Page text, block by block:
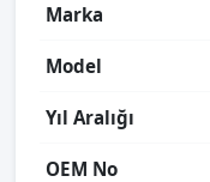
Marka
Model
Yıl Aralığı
OEM No